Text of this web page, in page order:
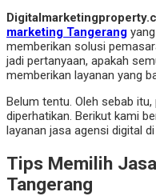
marketing Tangerang
memberikan solusi
jadi pertanyaan, apakah
memberikan layanan yang
Belum tentu. Oleh sebab
diperhatikan. Berikut kami
layanan jasa agensi digital
Tips Memilih
Tangerang